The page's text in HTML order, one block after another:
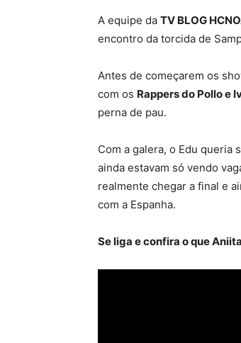
A equipe da TV BLOG
encontro da torcida de
Antes de começarem os
com os Rappers do Pollo e
perna de pau.
Com a galera, o Edu queria
ainda estavam só vendo
realmente chegar a final e
com a Espanha.
Se liga e confira o que